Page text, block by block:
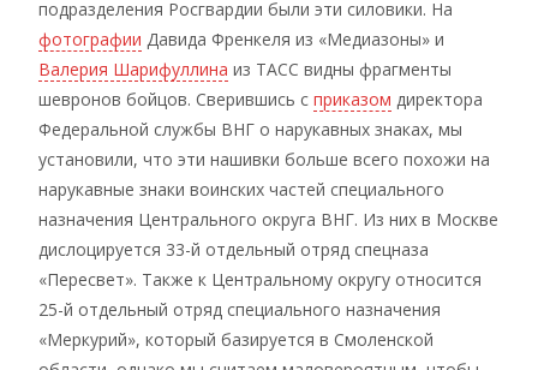
подразделения Росгвардии были эти силовики. На
фотографии Давида Френкеля из «Медиазоны» и
Валерия Шарифуллина из ТАСС видны фрагменты
шевронов бойцов. Сверившись с приказом директора
Федеральной службы ВНГ о нарукавных знаках, мы
установили, что эти нашивки больше всего похожи на
нарукавные знаки воинских частей специального
назначения Центрального округа ВНГ. Из них в Москве
дислоцируется 33-й отдельный отряд спецназа
«Пересвет». Также к Центральному округу относится
25-й отдельный отряд специального назначения
«Меркурий», который базируется в Смоленской